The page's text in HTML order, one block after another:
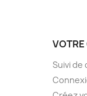
Suivi de